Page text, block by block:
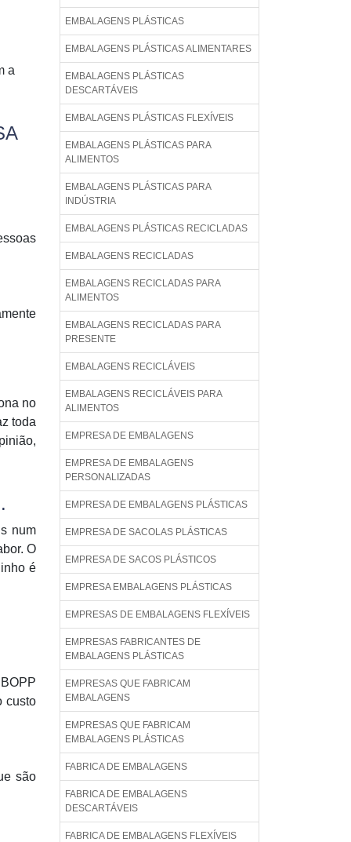
a
no
toda
num
O
é
custo
são
EMBALAGENS PLÁSTICAS
EMBALAGENS PLÁSTICAS ALIMENTARES
EMBALAGENS PLÁSTICAS
DESCARTÁVEIS
EMBALAGENS PLÁSTICAS FLEXÍVEIS
EMBALAGENS PLÁSTICAS PARA
ALIMENTOS
EMBALAGENS PLÁSTICAS PARA
INDÚSTRIA
EMBALAGENS PLÁSTICAS RECICLADAS
EMBALAGENS RECICLADAS
EMBALAGENS RECICLADAS PARA
ALIMENTOS
EMBALAGENS RECICLADAS PARA
PRESENTE
EMBALAGENS RECICLÁVEIS
EMBALAGENS RECICLÁVEIS PARA
ALIMENTOS
EMPRESA DE EMBALAGENS
EMPRESA DE EMBALAGENS
PERSONALIZADAS
EMPRESA DE EMBALAGENS PLÁSTICAS
EMPRESA DE SACOLAS PLÁSTICAS
EMPRESA DE SACOS PLÁSTICOS
EMPRESA EMBALAGENS PLÁSTICAS
EMPRESAS DE EMBALAGENS FLEXÍVEIS
EMPRESAS FABRICANTES DE
EMBALAGENS PLÁSTICAS
EMPRESAS QUE FABRICAM
EMBALAGENS
EMPRESAS QUE FABRICAM
EMBALAGENS PLÁSTICAS
FABRICA DE EMBALAGENS
FABRICA DE EMBALAGENS
DESCARTÁVEIS
FABRICA DE EMBALAGENS FLEXÍVEIS